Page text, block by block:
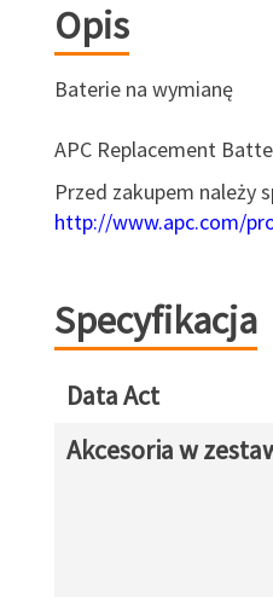
Opis
Baterie na wymianę
APC Replacement
Przed zakupem należy
http://www.apc.com/
Specyfikacja
Data Act
Akcesoria w